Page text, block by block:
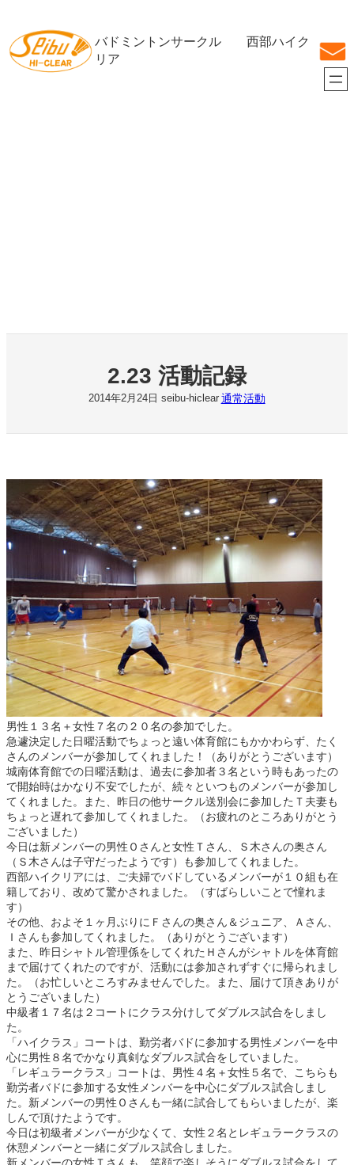
を
ス
バドミントンサークル 西部ハイク
リア
2.23 活動記録
2014年2月24日 seibu-hiclear 通常活動
男性１３名＋女性７名の２０名の参加でした。
急遽決定した日曜活動でちょっと遠い体育館にもかかわらず、たく
さんのメンバーが参加してくれました！（ありがとうございます）
城南体育館での日曜活動は、過去に参加者３名という時もあったの
で開始時はかなり不安でしたが、続々といつものメンバーが参加し
てくれました。また、昨日の他サークル送別会に参加したＴ夫妻も
ちょっと遅れて参加してくれました。（お疲れのところありがとう
ございました）
今日は新メンバーの男性Ｏさんと女性Ｔさん、Ｓ木さんの奥さん
（Ｓ木さんは子守だったようです）も参加してくれました。
西部ハイクリアには、ご夫婦でバドしているメンバーが１０組も在
籍しており、改めて驚かされました。（すばらしいことで憧れま
す）
その他、およそ１ヶ月ぶりにＦさんの奥さん＆ジュニア、Ａさん、
Ｉさんも参加してくれました。（ありがとうございます）
また、昨日シャトル管理係をしてくれたＨさんがシャトルを体育館
まで届けてくれたのですが、活動には参加されずすぐに帰られまし
た。（お忙しいところすみませんでした。また、届けて頂きありが
とうございました）
中級者１７名は２コートにクラス分けしてダブルス試合をしまし
た。
「ハイクラス」コートは、勤労者バドに参加する男性メンバーを中
心に男性８名でかなり真剣なダブルス試合をしていました。
「レギュラークラス」コートは、男性４名＋女性５名で、こちらも
勤労者バドに参加する女性メンバーを中心にダブルス試合しまし
た。新メンバーの男性Ｏさんも一緒に試合してもらいましたが、楽
しんで頂けたようです。
今日は初級者メンバーが少なくて、女性２名とレギュラークラスの
休憩メンバーと一緒にダブルス試合しました。
新メンバーの女性Ｔさんも、笑顔で楽しそうにダブルス試合をして